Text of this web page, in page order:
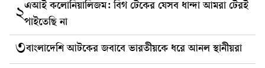
২এআই কলোনিয়ালিজম: বিগ টেকের যেসব ধান্দা আমরা টেরই
পাইতেছি না
৩বাংলাদেশি আটকের জবাবে ভারতীয়কে ধরে আনল স্থানীয়রা